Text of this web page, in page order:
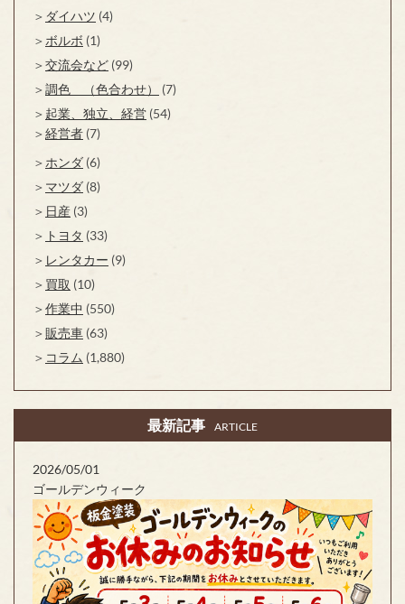
ダイハツ (4)
ボルボ (1)
交流会など (99)
調色 （色合わせ）
(7)
起業、独立、経営 (54)
経営者 (7)
ホンダ (6)
マツダ (8)
日産 (3)
トヨタ (33)
レンタカー (9)
買取 (10)
作業中 (550)
販売車 (63)
コラム (1,880)
最新記事 ARTICLE
2026/05/01
ゴールデンウィーク